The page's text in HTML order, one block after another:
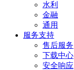
水利
金融
通用
服务支持
售后服务
下载中心
安全响应